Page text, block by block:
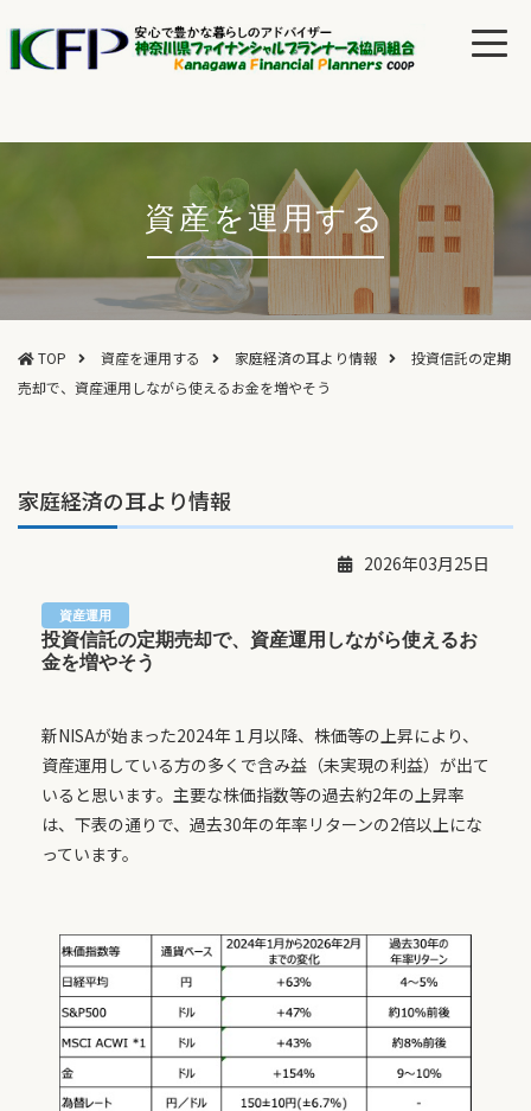
資産を運用する
TOP 資産を運用する 家庭経済の耳より情報
投資信託の定期
売却で、資産運用しながら使えるお金を増やそう
家庭経済の耳より情報
2026年03月25日
投資信託の定期売却で、資産運用しながら使えるお
金を増やそう
新NISAが始まった2024年１月以降、株価等の上昇により、
資産運用している方の多くで含み益（未実現の利益）が出て
いると思います。主要な株価指数等の過去約2年の上昇率
は、下表の通りで、過去30年の年率リターンの2倍以上にな
っています。